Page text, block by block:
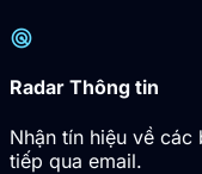
radar
Radar Thông tin
Nhận tín hiệu về
tiếp qua email.